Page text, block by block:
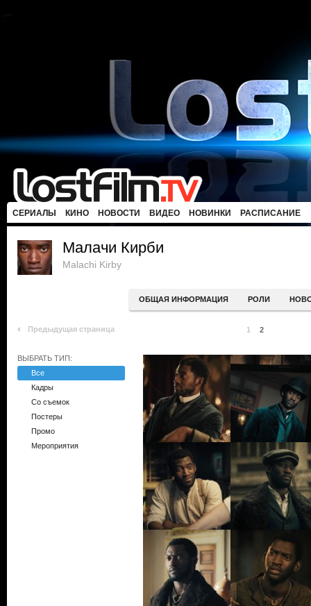
СЕРИАЛЫ КИНО НОВОСТИ ВИДЕО НОВИНКИ РАСПИСАНИЕ
Малачи Кирби
Malachi Kirby
ОБЩАЯ ИНФОРМАЦИЯ РОЛИ
Предыдущая страница 1 2
ВЫБРАТЬ ТИП:
Все
Кадры
Со съемок
Постеры
Промо
Мероприятия